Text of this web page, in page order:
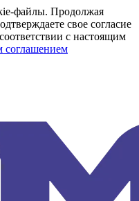
файлы. Продолжая
свое согласие
с настоящим
соглашением